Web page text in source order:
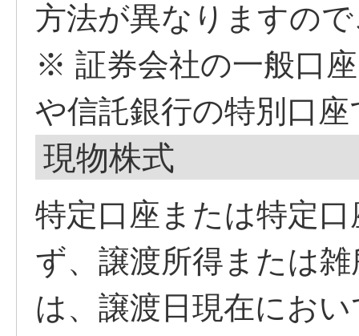
方法が異なりますの
※ 証券会社の一般口
や信託銀行の特別口
現物株式
特定口座または特定
ず、譲渡所得または
は、譲渡日現在にお